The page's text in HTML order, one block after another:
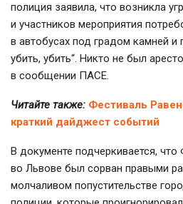
полиция заявила, что возникла
и участников мероприятия
в автобусах под градом камней и
убить, убить“. Никто не был
в сообщении ПАСЕ.
Читайте также: Фестиваль
краткий дайджест событий
В документе подчеркивается,
во Львове был сорван правыми
молчаливом попустительстве